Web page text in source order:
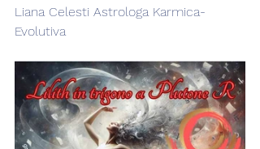
Liana Celesti Astrologa Karmica-
Evolutiva